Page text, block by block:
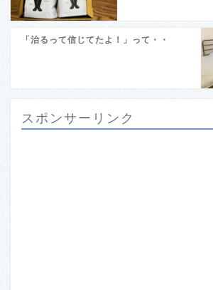
「治るって信じてたよ！」って・・
スポンサーリンク